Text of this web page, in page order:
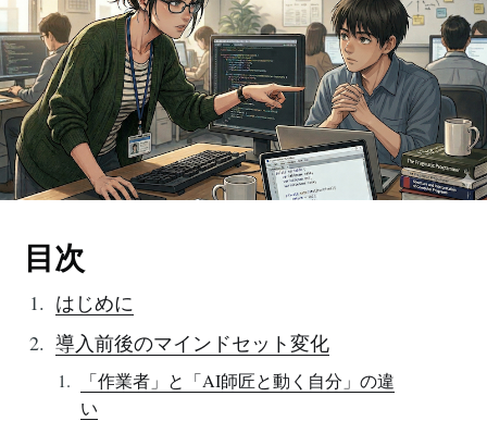
目次
はじめに
導入前後のマインドセット変化
「作業者」と「AI師匠と動く自分」の違
い